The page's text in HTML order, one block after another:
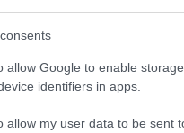
allow Google to enable
identifiers in apps.
allow my user data to be sent
Viktor neve is